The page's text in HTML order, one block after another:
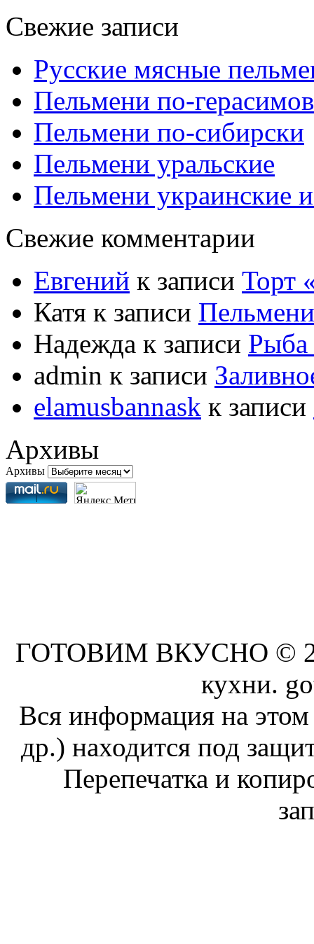
Свежие записи
Русские мясные
Пельмени по-
Пельмени по-сибирски
Пельмени уральские
Пельмени украинские
Свежие комментарии
Евгений к записи
Катя к записи
Надежда к записи Рыба
admin к записи
elamusbannask к записи
Архивы
Архивы
ГОТОВИМ ВКУСНО ©
кухни.
Вся информация на
др.) находится под
Перепечатка и